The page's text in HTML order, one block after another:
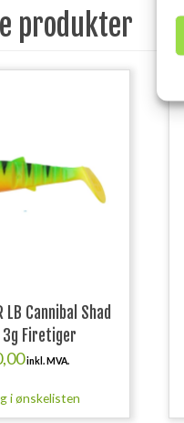
produkter
LB Cannibal Shad
3g Firetiger
inkl. MVA.
i ønskelisten